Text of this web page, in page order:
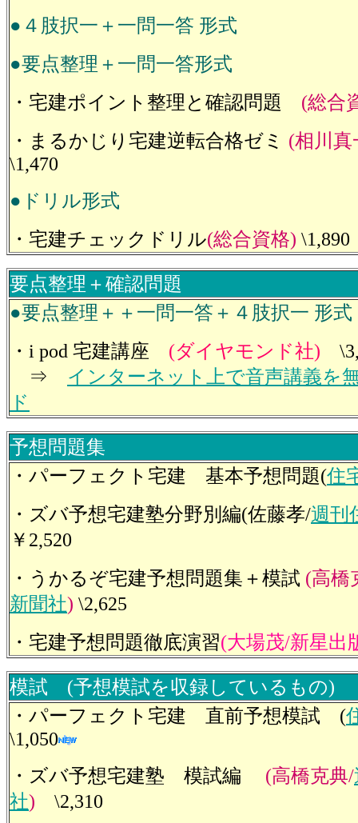
●４肢択一＋一問一答 形式
●要点整理＋一問一答形式
・宅建ポイント整理と確認問題 (総合
・まるかじり宅建逆転合格ゼミ (相川真
\1,470
●ドリル形式
・宅建チェックドリル(総合資格) \1,890
要点整理＋確認問題
●要点整理＋＋一問一答＋４肢択一 形式
・i pod 宅建講座 (ダイヤモンド社)
⇒ インターネット上で音声講義を
ド
予想問題集
・パーフェクト宅建 基本予想問題(住
・ズバ予想宅建塾分野別編(佐藤孝/週刊
￥2,520
・うかるぞ宅建予想問題集＋模試 (高橋
新聞社) \2,625
・宅建予想問題徹底演習(大場茂/新星出
模試 (予想模試を収録しているもの)
・パーフェクト宅建 直前予想模試
(
\1,050
・ズバ予想宅建塾 模試編
(高橋克典/
社) \2,310